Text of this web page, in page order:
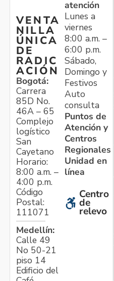
VENTA
NILLA
ÚNICA
DE
RADIC
ACIÓN
Bogotá:
Carrera
85D No.
46A – 65
Complejo
logístico
San
Cayetano
Horario:
8:00 a.m. –
4:00 p.m.
Código
Postal:
111071
Medellín:
Calle 49
No 50-21
piso 14
Edificio del
atención
Lunes a
viernes
8:00 a.m. –
6:00 p.m.
Sábado,
Domingo y
Festivos
Auto
consulta
Puntos de
Atención y
Centros
Regionales
Unidad en
línea
Centro
de
relevo